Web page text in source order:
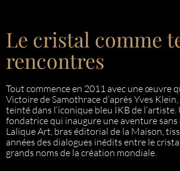
Le cristal comme
rencontres
Tout commence en 2011 avec une œuvre
Victoire de Samothrace d’après Yves
teinté dans l’iconique bleu IKB de l’artiste.
fondatrice qui inaugure une aventure sans
Lalique Art, bras éditorial de la Maison,
années des dialogues inédits entre le
grands noms de la création mondiale.